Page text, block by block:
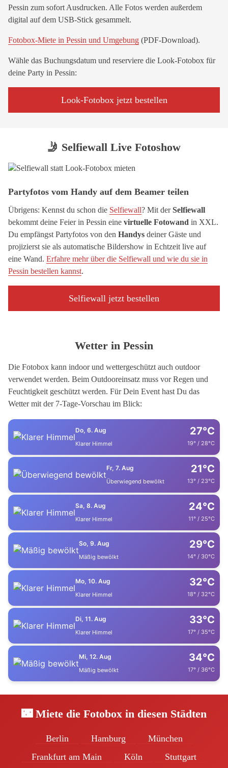
Pessin zum sofort Ausdrucken. Alle Fotos werden außerdem
digital auf dem USB-Stick gesammelt.
Fotobox-Miete in Pessin und Umgebung (PDF-Download).
Wähle das Buchungsdatum und reserviere die Look-Fotobox für
deine Party in Pessin:
Look-Fotobox jetzt bestellen
🤳 Selfiewall Live Fotoshow
Partyfotos vom Handy auf dem Beamer teilen
Übrigens: Kennst du schon die Selfiewall? Mit derSelfiewall
bekommt deine Feier in Pessin eine virtuelle Fotowand in XXL.
Du empfängst Partyfotos von den Handys deiner Gäste und
projizierst sie als automatische Bildershow in Echtzeit live auf
eine Wand. Erfahre mehr über die Selfiewall und wie du sie in
Pessin bestellen kannst.
Selfiewall jetzt bestellen
Wetter in Pessin
Die Fotobox kann indoor und wettergeschützt auch outdoor
verwendet werden. Beim Outdooreinsatz muss vor Regen und
Feuchtigkeit geschützt werden. Für Dein Event hast Du das
Wetter mit der 7-Tage-Vorschau im Blick:
Do, 6. Aug
Klarer Himmel
27°C
19° / 28°C
Fr, 7. Aug
Überwiegend bewölkt
21°C
13° / 23°C
Sa, 8. Aug
Klarer Himmel
24°C
11° / 25°C
So, 9. Aug
Mäßig bewölkt
29°C
14° / 30°C
Mo, 10. Aug
Klarer Himmel
32°C
18° / 32°C
Di, 11. Aug
Klarer Himmel
33°C
17° / 35°C
Mi, 12. Aug
Mäßig bewölkt
34°C
17° / 36°C
🌃 Miete die Fotobox in diesen Städten
Berlin Hamburg
München
Frankfurt am Main
Köln Stuttgart